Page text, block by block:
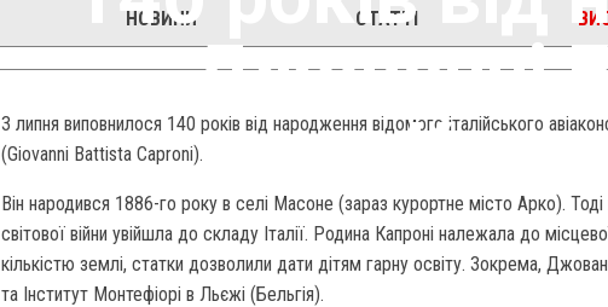
НОВИНИ СТАТТІ
Джованні
3 липня виповнилося 140 років від народження відомого італійського
(Giovanni Battista Caproni).
Він народився 1886-го року в селі Масоне (зараз курортне місто Арко).
світової війни увійшла до складу Італії. Родина Капроні належала до
кількістю землі, статки дозволили дати дітям гарну освіту. Зокрема,
та Інститут Монтефіорі в Льєжі (Бельгія).